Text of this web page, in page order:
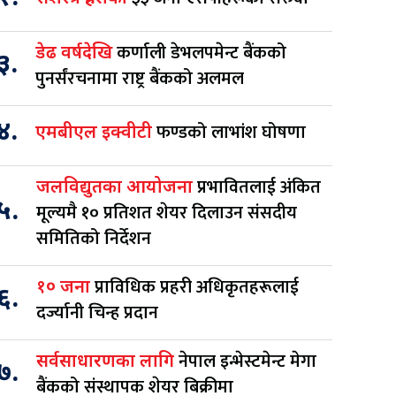
डेढ वर्षदेखिकर्णाली डेभलपमेन्ट बैंकको
पुनर्संरचनामा राष्ट्र बैंकको अलमल
एमबीएल इक्वीटीफण्डको लाभांश घोषणा
जलविद्युतका आयोजनाप्रभावितलाई अंकित
मूल्यमै १० प्रतिशत शेयर दिलाउन संसदीय
समितिको निर्देशन
१० जनाप्राविधिक प्रहरी अधिकृतहरूलाई
दर्ज्यानी चिन्ह प्रदान
सर्वसाधारणका लागिनेपाल इन्भेस्टमेन्ट मेगा
बैंकको संस्थापक शेयर बिक्रीमा